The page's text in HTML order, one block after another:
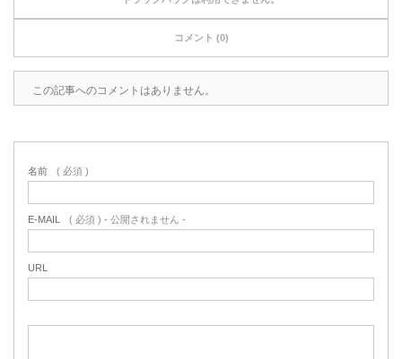
コメント (0)
この記事へのコメントはありません。
名前 ( 必須 )
E-MAIL ( 必須 ) - 公開されません -
URL